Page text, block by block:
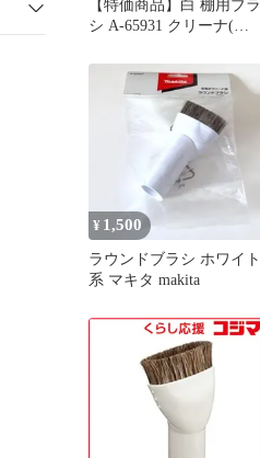
【特価商品】白 棚用ブラ
シ A-65931 クリーナ(掃除
¥ 1,500
ラウンドブラシ ホワイト
系 マキタ makita